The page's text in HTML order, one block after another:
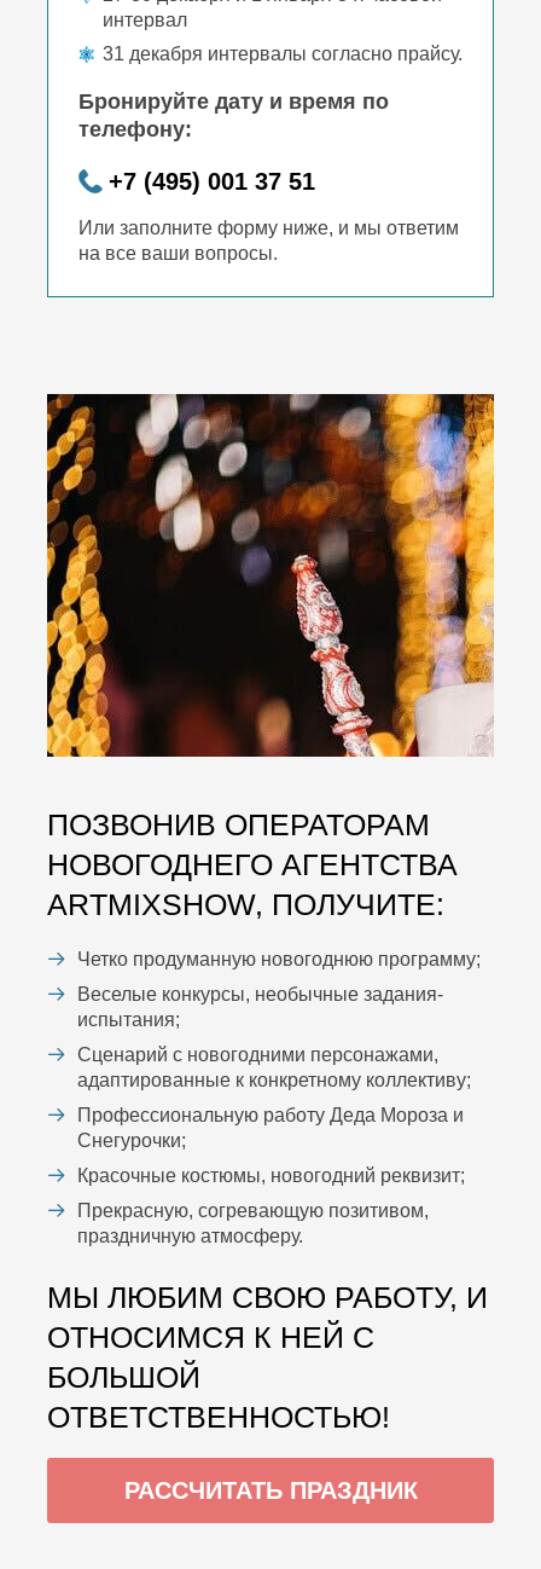
интервал
31 декабря интервалы согласно прайсу.
Бронируйте дату и время по
телефону:
+7 (495) 001 37 51
Или заполните форму ниже, и мы ответим
на все ваши вопросы.
ПОЗВОНИВ ОПЕРАТОРАМ
НОВОГОДНЕГО АГЕНТСТВА
ARTMIXSHOW, ПОЛУЧИТЕ:
Четко продуманную новогоднюю программу;
Веселые конкурсы, необычные задания-
испытания;
Сценарий с новогодними персонажами,
адаптированные к конкретному коллективу;
Профессиональную работу Деда Мороза и
Снегурочки;
Красочные костюмы, новогодний реквизит;
Прекрасную, согревающую позитивом,
праздничную атмосферу.
МЫ ЛЮБИМ СВОЮ РАБОТУ, И
ОТНОСИМСЯ К НЕЙ С
БОЛЬШОЙ
ОТВЕТСТВЕННОСТЬЮ!
РАССЧИТАТЬ ПРАЗДНИК